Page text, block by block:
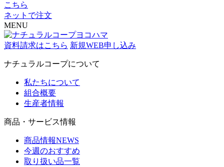
こちら
ネットで注文
MENU
資料請求はこちら 新規WEB申し込み
ナチュラルコープについて
私たちについて
組合概要
生産者情報
商品・サービス情報
商品情報NEWS
今週のおすすめ
取り扱い品一覧